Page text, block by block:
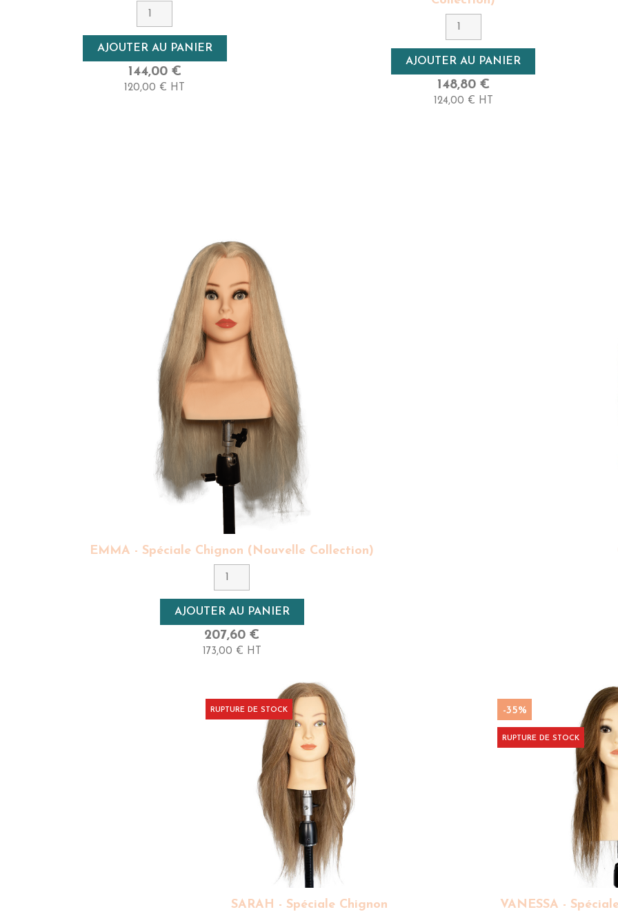
7 - Blond Moyen
Densité
Très Haute
Longueur
AJOUTER AU PANIER
144,00 €
120,00 € HT
9 - Blond Très Clair
Densité
Haute
Longueur
AJOUTER AU PANIER
148,80 €
124,00 € HT
Densité
Très Haute
Longueur
EMMA - Spéciale Chignon (Nouvelle Collection)
AJOUTER AU PANIER
207,60 €
173,00 € HT
SARAH - Spéciale Chignon
RUPTURE DE STOCK
VANESSA -
-35%
RUPTURE DE STOCK